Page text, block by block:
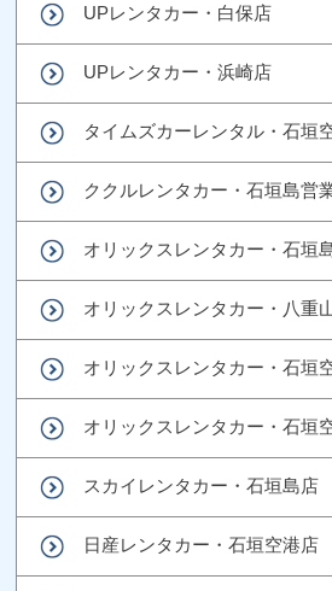
UPレンタカー・白保店
UPレンタカー・浜崎店
タイムズカーレンタル・石垣
ククルレンタカー・石垣島営
オリックスレンタカー・石垣
オリックスレンタカー・八重
オリックスレンタカー・石垣
オリックスレンタカー・石垣
スカイレンタカー・石垣島店
日産レンタカー・石垣空港店